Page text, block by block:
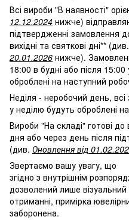
Всі вироби "В наявності"
12.12.2024 нижче)
підтвердженні замовлення
вихідні та святкові дні** (див.
20.01.2026 нижче).
18:00 в будні або після 15:00
оброблені на наступний
Неділя - неробочий день,
у неділю будуть оброблені
Вироби "На складі" готові
дня або через день після
(див. Оновлення від
Звертаємо вашу увагу, що
згідно з внутрішнім
дозволений лише
отриманні, примірка
заборонена.